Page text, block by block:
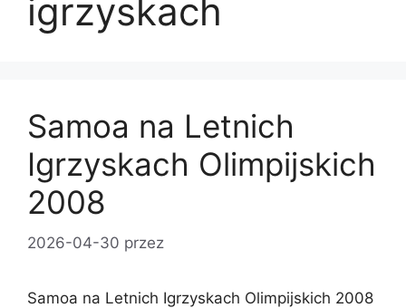
igrzyskach
Samoa na Letnich
Igrzyskach Olimpijskich
2008
2026-04-30 przez
Samoa na Letnich Igrzyskach Olimpijskich 2008